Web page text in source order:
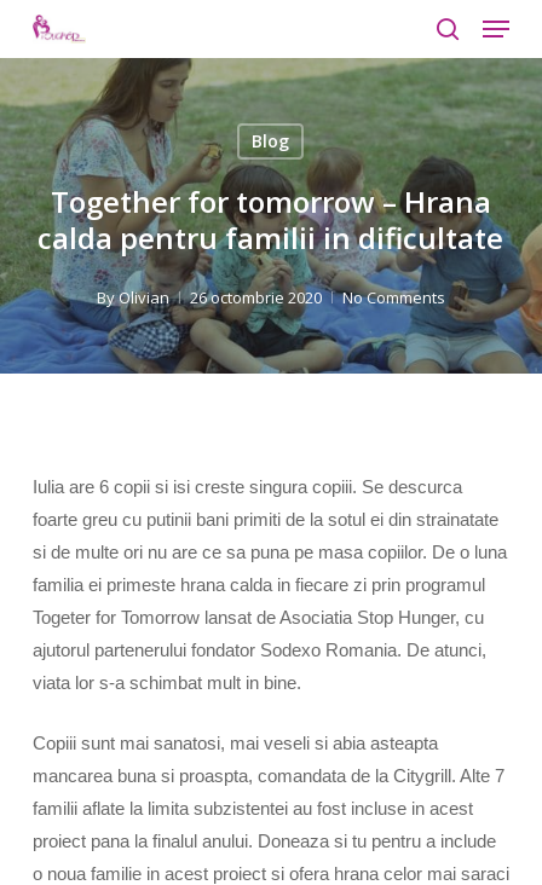
content
search
Menu
Blog
Together for tomorrow – Hrana
calda pentru familii in dificultate
ByOlivian 26 octombrie 2020 No Comments
Iulia are 6 copii si isi creste singura copiii. Se descurca
foarte greu cu putinii bani primiti de la sotul ei din strainatate
si de multe ori nu are ce sa puna pe masa copiilor. De o luna
familia ei primeste hrana calda in fiecare zi prin programul
Togeter for Tomorrow lansat de Asociatia Stop Hunger, cu
ajutorul partenerului fondator Sodexo Romania. De atunci,
viata lor s-a schimbat mult in bine.
Copiii sunt mai sanatosi, mai veseli si abia asteapta
mancarea buna si proaspta, comandata de la Citygrill. Alte 7
familii aflate la limita subzistentei au fost incluse in acest
proiect pana la finalul anului. Doneaza si tu pentru a include
o noua familie in acest proiect si ofera hrana celor mai saraci
Close
Menu